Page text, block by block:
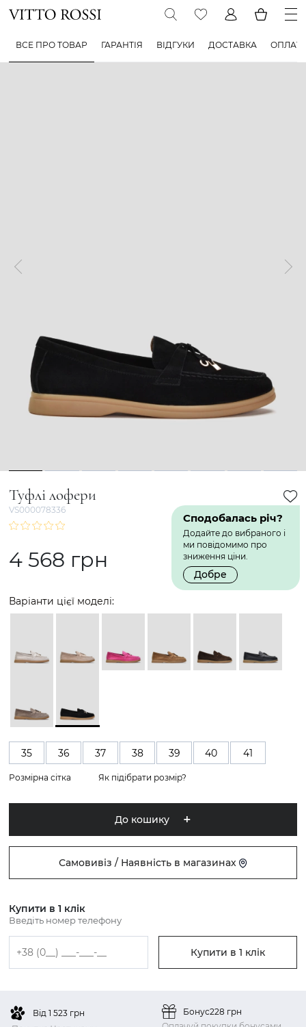
ВСЕ ПРО ТОВАР ГАРАНТІЯ ВІДГУКИ ДОСТАВКА
1 2 3 4 5 6 7 8
Туфлі лофери
VS000078336
Сподобалась річ?
Додайте до вибраного і
ми повідомимо про
зниження ціни.
Добре
4 568 грн
Варіанти цієї моделі:
35 36 37 38 39 40 41
Розмірна сітка Як підібрати розмір?
До кошику
Самовивіз / Наявність в магазинах
Купити в 1 клік
Введіть номер телефону
Купити в 1 клік
Від 1 523 грн
Бонус228 грн